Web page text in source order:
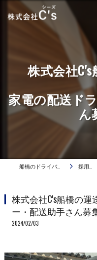
株式会社C's
家電の配送ド
ん
船橋のドライバーは株式会社C's 採用ブログ
株式会社C's船橋の
ー・配送助手さん募
2024/02/03